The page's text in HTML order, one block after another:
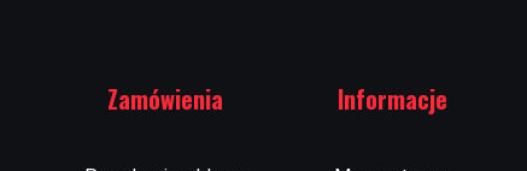
Zamówienia Informacje